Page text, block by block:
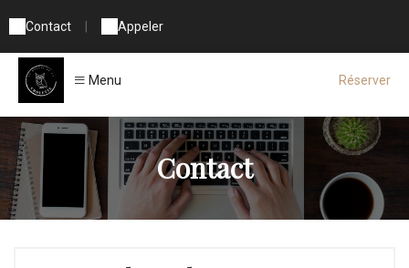
Contact Appeler
Menu Réserver
Contact